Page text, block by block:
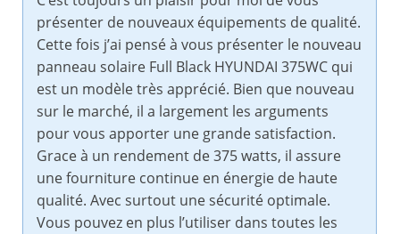
présenter de nouveaux équipements de qualité.
Cette fois j’ai pensé à vous présenter le nouveau
panneau solaire Full Black HYUNDAI 375WC qui
est un modèle très apprécié. Bien que nouveau
sur le marché, il a largement les arguments
pour vous apporter une grande satisfaction.
Grace à un rendement de 375 watts, il assure
une fourniture continue en énergie de haute
qualité. Avec surtout une sécurité optimale.
Vous pouvez en plus l’utiliser dans toutes les